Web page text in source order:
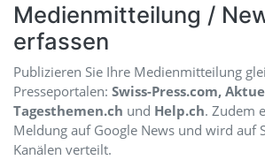
Medienmitteilung /
erfassen
Publizieren Sie Ihre Medienmitteilung
Presseportalen: Swiss-Press.com,
Tagesthemen.ch und Help.ch. Zudem
Meldung auf Google News und wird auf
Kanälen verteilt.